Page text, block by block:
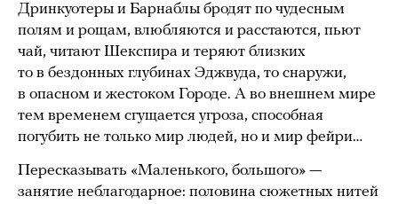
Дринкуотеры и Барнаблы бродят по чудесным
полям и рощам, влюбляются и расстаются, пьют
чай, читают Шекспира и теряют близких
то в бездонных глубинах Эджвуда, то снаружи,
в опасном и жестоком Городе. А во внешнем мире
тем временем сгущается угроза, способная
погубить не только мир людей, но и мир фейри…
Пересказывать «Маленького, большого» —
занятие неблагодарное: половина сюжетных нитей